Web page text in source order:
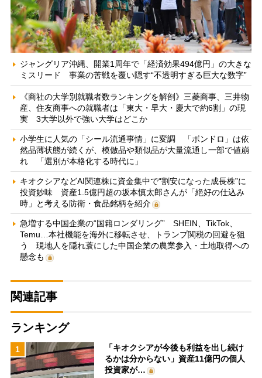
ジャングリア沖縄、開業1周年で「経済効果494億円」の大きな
ミスリード 事業の苦戦を覆い隠す“不透明すぎる巨大な数字”
《商社の大学別就職者数ランキングを解剖》三菱商事、三井物
産、住友商事への就職者は「東大・早大・慶大で約6割」の現
実 3大学以外で強い大学はどこか
小学生に人気の「シール流通事情」に変調 「ボンドロ」は依
然品薄状態が続くが、模倣品や類似品が大量流通し一部で値崩
れ 「選別が本格化する時代に」
キオクシアなどAI関連株に資金集中で“割安になった成長株”に
投資妙味 資産1.5億円超の坂本慎太郎さんが「絶好の仕込み
時」と考える防衛・食品銘柄を紹介
急増する中国企業の“国籍ロンダリング” SHEIN、TikTok、
Temu…本社機能を海外に移転させ、トランプ関税の回避を狙
う 現地人を隠れ蓑にした中国企業の農業参入・土地取得への
懸念も
関連記事
ランキング
1
「キオクシアが今後も利益を出し続け
るかは分からない」資産11億円の個人
投資家が…